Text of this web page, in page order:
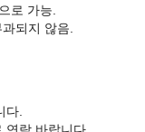
로 가능.
다.